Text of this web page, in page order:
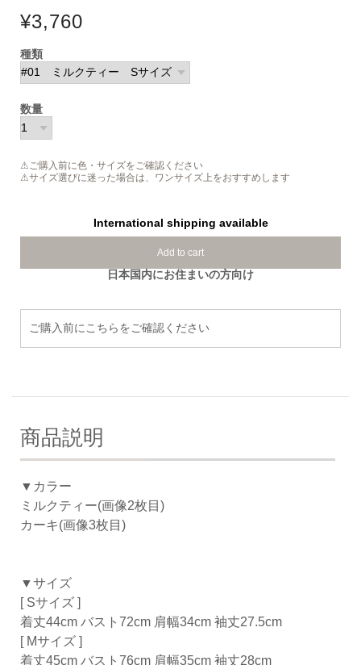
¥3,760
種類
数量
⚠ご購入前に色・サイズをご確認ください
⚠サイズ選びに迷った場合は、ワンサイズ上をおすすめします
International shipping available
Add to cart
日本国内にお住まいの方向け
ご購入前にこちらをご確認ください
商品説明
▼カラー
ミルクティー(画像2枚目)
カーキ(画像3枚目)
▼サイズ
[ Sサイズ ]
着丈44cm バスト72cm 肩幅34cm 袖丈27.5cm
[ Mサイズ ]
着丈45cm バスト76cm 肩幅35cm 袖丈28cm